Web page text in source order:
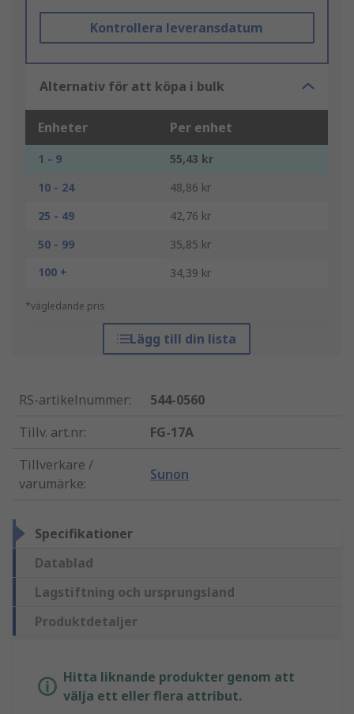
Kontrollera leveransdatum
Alternativ för att köpa i bulk
Enheter Per enhet
1 - 9
55,43 kr
10 - 24
48,86 kr
25 - 49
42,76 kr
50 - 99
35,85 kr
100 +
34,39 kr
*vägledande pris
Lägg till din lista
RS-artikelnummer:
544-0560
Tillv. art.nr:
FG-17A
Tillverkare /
varumärke:
Sunon
Specifikationer
Datablad
Lagstiftning och ursprungsland
Produktdetaljer
Hitta liknande produkter genom att
välja ett eller flera attribut.